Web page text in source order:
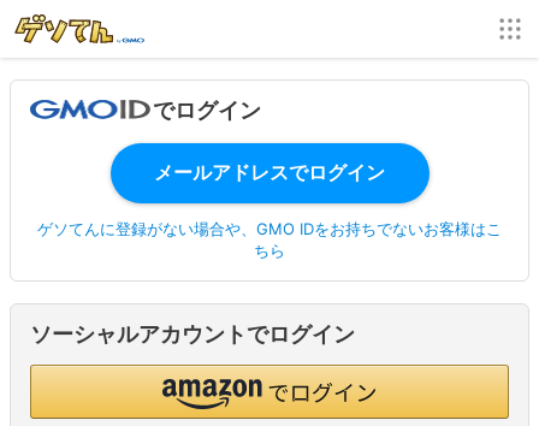
でログイン
ゲソてんに登録がない場合や、GMO IDをお持ちでないお客様はこ
ちら
ソーシャルアカウントでログイン